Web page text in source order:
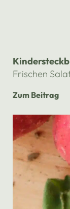
Frischen
Zum Beitrag